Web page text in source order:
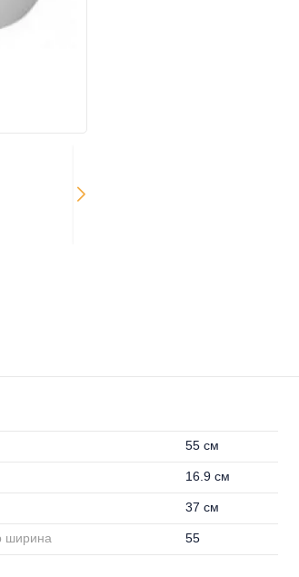
55 см
16.9 см
37 см
ширина 55